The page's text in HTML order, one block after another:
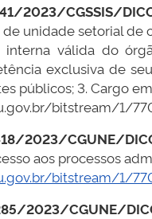
2023/CGSSIS/
unidade setorial de
interna válida do
exclusiva de
públicos; 3. Cargo
bitstream/1/
2023/CGUNE/
aos processos
bitstream/1/
2023/CGUNE/